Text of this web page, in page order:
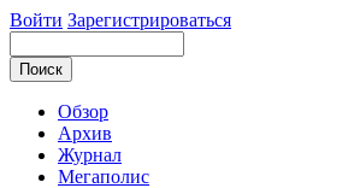
Войти Зарегистрироваться
Обзор
Архив
Журнал
Мегаполис